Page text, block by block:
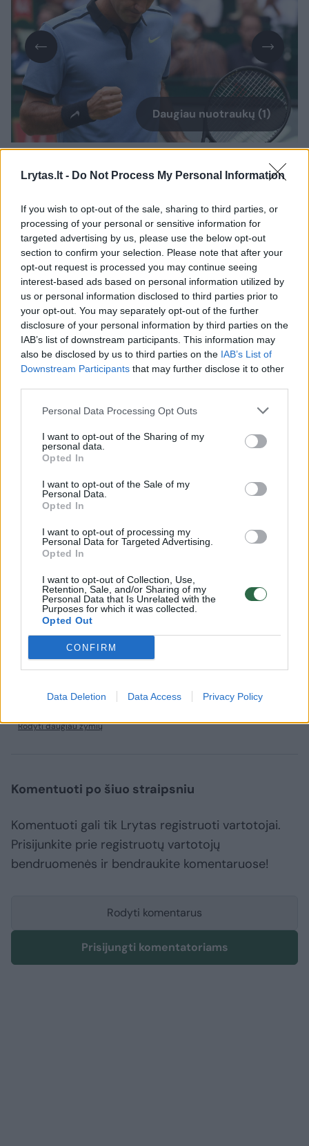
Lrytas.lt - Do Not Process My Personal Information
If you wish to opt-out of the sale, sharing to third parties, or
processing of your personal or sensitive information for
targeted advertising by us, please use the below opt-out
section to confirm your selection. Please note that after your
opt-out request is processed you may continue seeing
interest-based ads based on personal information utilized by
us or personal information disclosed to third parties prior to
your opt-out. You may separately opt-out of the further
disclosure of your personal information by third parties on the
IAB’s list of downstream participants. This information may
also be disclosed by us to third parties on the IAB’s List of
Downstream Participants that may further disclose it to other
Personal Data Processing Opt Outs
I want to opt-out of the Sharing of my
personal data.
Opted In
I want to opt-out of the Sale of my
Personal Data.
Opted In
I want to opt-out of processing my
Personal Data for Targeted Advertising.
Opted In
I want to opt-out of Collection, Use,
Retention, Sale, and/or Sharing of my
Personal Data that Is Unrelated with the
Purposes for which it was collected.
Opted Out
CONFIRM
Data Deletion Data Access Privacy Policy
Daugiau nuotraukų (1)
35-erių R.Federeris Halėje triumfavo 2003–
finale ir vėliau titulą dar tris kartus laimėjo
2013–2015 m. Praėjusiais metais Šveicarijos
tenisininkas pralaimėjo pusfinalyje, nes
nusileido tam pačiam A.Zverevui.
Tai jau ketvirtasis R.Federerio titulas šiemet,
o pagrindinius čempionatų prizus jis laimėjo
Melbune, Indian Velse bei Majamyje.
Tai R.Federeriui buvo antrasis turnyras ant
Štutgarte jis netikėtai pralaimėjo savo pirmąjį
mačą Tommy Haasui.
Tuo tarpu A.Zverevui tai buvo ketvirtasis
sezono finalas bei pirmoji nesėkmė. Namų
kortuose žaidęs vokietis šiemet triumfavo
Miunchene, Monpeljė bei Romoje.
„Gerry Weber Open“ čempionui atiteko 500
ATP reitingo taškų bei 395 tūkst. eurų piniginė
premija.
Rodyti daugiau žymių
Komentuoti po šiuo straipsniu
Komentuoti gali tik Lrytas registruoti vartotojai.
Prisijunkite prie registruotų vartotojų
bendruomenės ir bendraukite komentaruose!
Rodyti komentarus
Prisijungti komentatoriams